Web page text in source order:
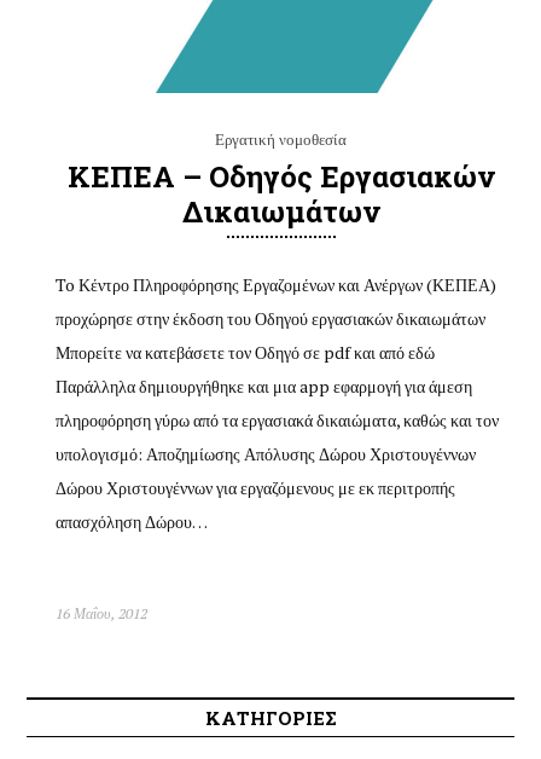
Εργατική νομοθεσία
ΚΕΠΕΑ – Οδηγός Εργασιακών
Δικαιωμάτων
To Κέντρο Πληροφόρησης Εργαζομένων και Ανέργων (ΚΕΠΕΑ)
προχώρησε στην έκδοση του Οδηγού εργασιακών δικαιωμάτων
Μπορείτε να κατεβάσετε τον Οδηγό σε pdf και από εδώ
Παράλληλα δημιουργήθηκε και μια app εφαρμογή για άμεση
πληροφόρηση γύρω από τα εργασιακά δικαιώματα, καθώς και τον
υπολογισμό: Αποζημίωσης Απόλυσης Δώρου Χριστουγέννων
Δώρου Χριστουγέννων για εργαζόμενους με εκ περιτροπής
απασχόληση Δώρου…
16 Μαΐου, 2012
ΚΑΤΗΓΟΡΙΕΣ